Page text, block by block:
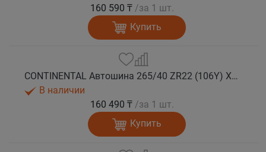
160 590 ₸ /за 1 шт.
Купить
CONTINENTAL Автошина 265/40 ZR22 (106Y) XL FR SportContact 7 лето
В наличии
160 490 ₸ /за 1 шт.
Купить